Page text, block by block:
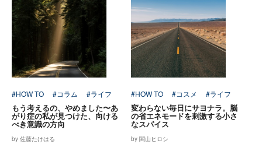
#HOW TO #コラム #ライフ
もう考えるの、やめました〜あ
がり症の私が見つけた、向ける
べき意識の方向
by 佐藤たけはる
#HOW TO #コスメ #ライフ
変わらない毎日にサヨナラ。脳
の省エネモードを刺激する小さ
なスパイス
by 関山ヒロシ